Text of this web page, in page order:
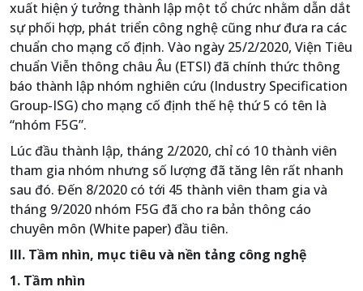
xuất hiện ý tưởng thành lập một tổ chức nhằm dẫn dắt
sự phối hợp, phát triển công nghệ cũng như đưa ra các
chuẩn cho mạng cố định. Vào ngày 25/2/2020, Viện Tiêu
chuẩn Viễn thông châu Âu (ETSI) đã chính thức thông
báo thành lập nhóm nghiên cứu (Industry Specification
Group-ISG) cho mạng cố định thế hệ thứ 5 có tên là
“nhóm F5G”.
Lúc đầu thành lập, tháng 2/2020, chỉ có 10 thành viên
tham gia nhóm nhưng số lượng đã tăng lên rất nhanh
sau đó. Đến 8/2020 có tới 45 thành viên tham gia và
tháng 9/2020 nhóm F5G đã cho ra bản thông cáo
chuyên môn (White paper) đầu tiên.
III. Tầm nhìn, mục tiêu và nền tảng công nghệ
1. Tầm nhìn